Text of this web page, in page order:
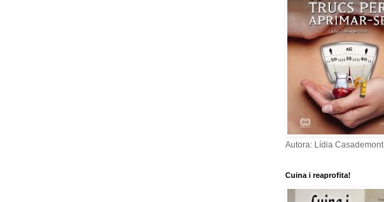
Autora: Lídia Casademont
Cuina i reaprofita!